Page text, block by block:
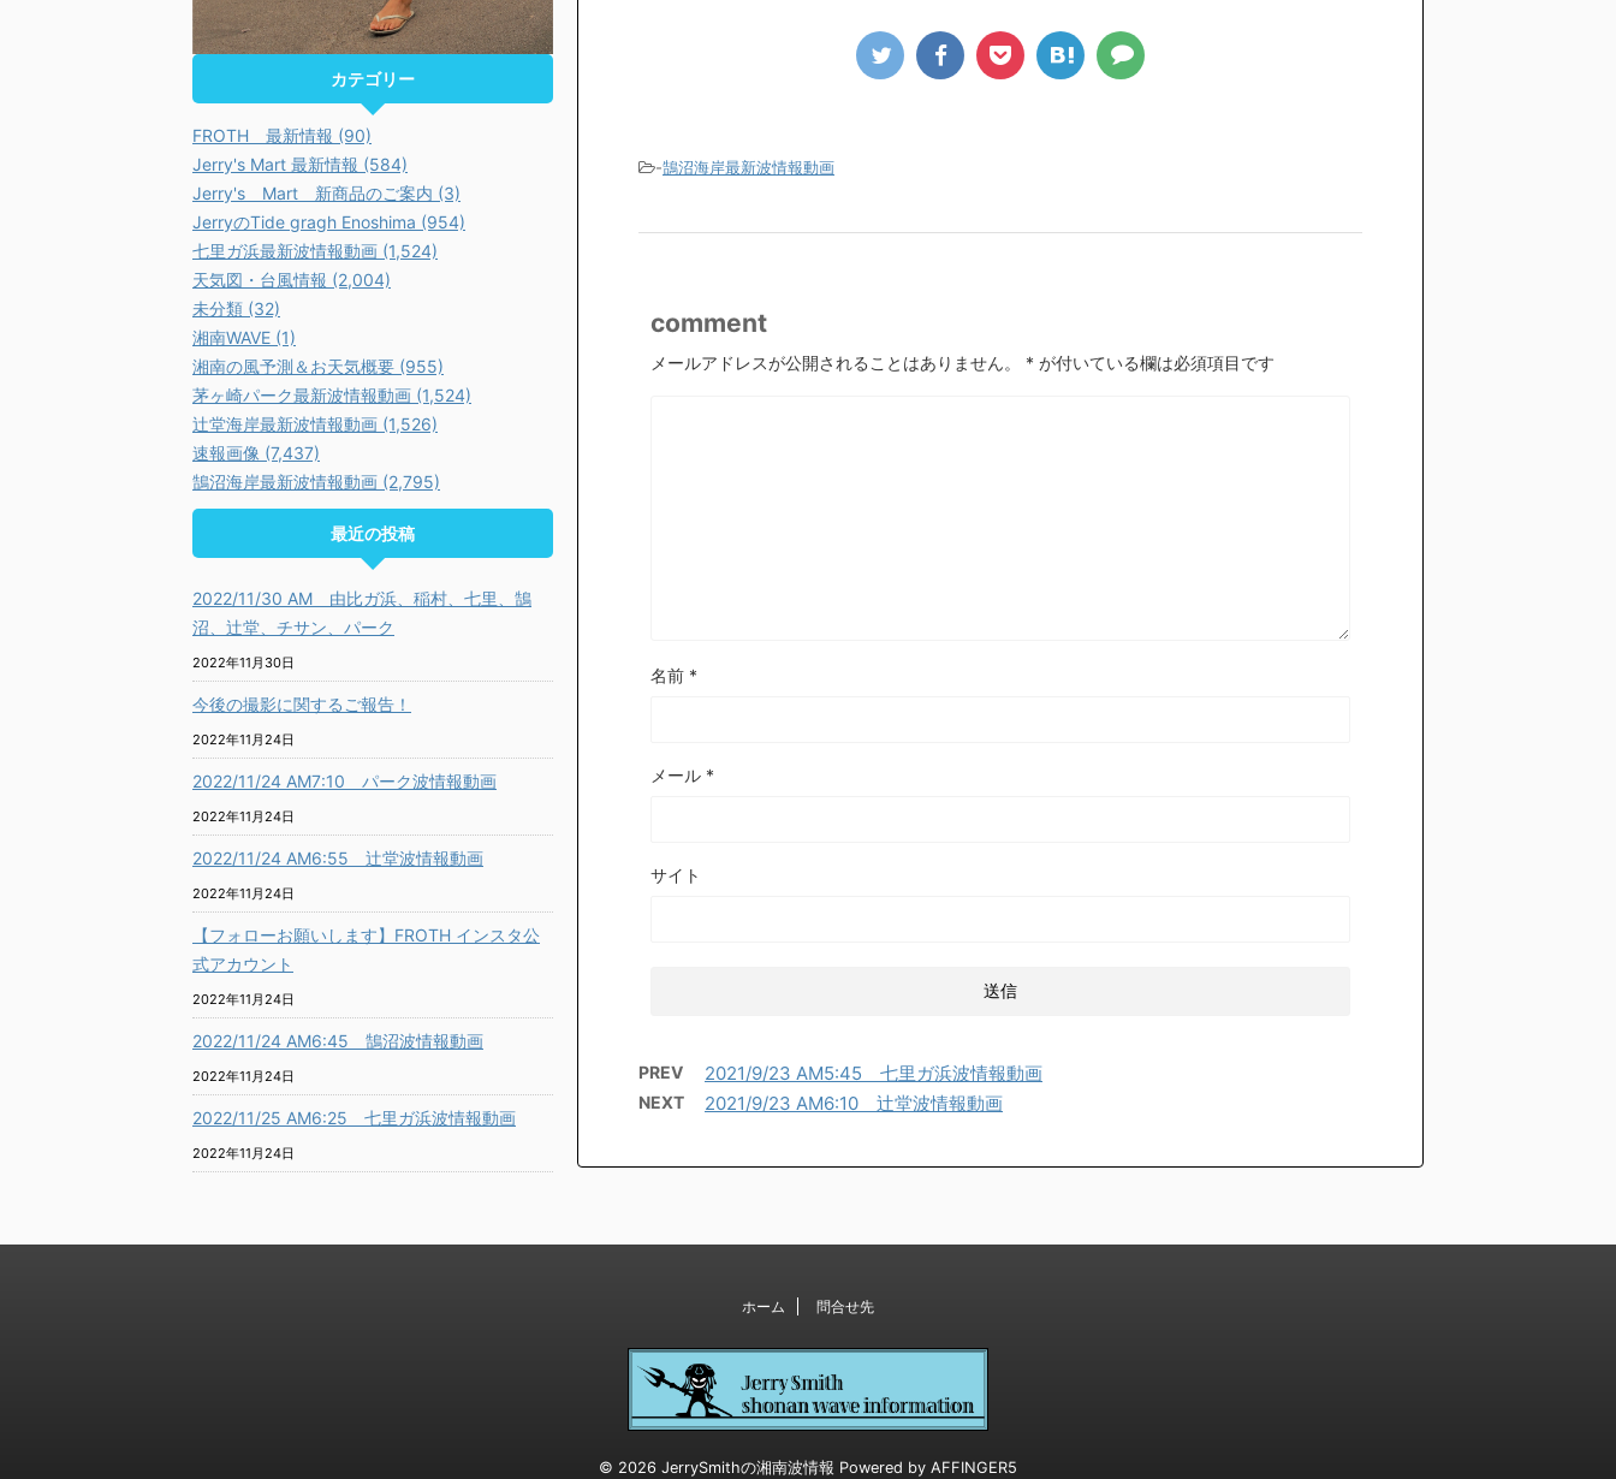
-鵠沼海岸最新波情報動画
comment
メールアドレスが公開されることはありません。 * が付いている欄は必須項目です
名前 *
メール *
サイト
PREV 2021/9/23 AM5:45 七里ガ浜波情報動画
NEXT 2021/9/23 AM6:10 辻堂波情報動画
カテゴリー
FROTH 最新情報 (90)
Jerry's Mart 最新情報 (584)
Jerry's Mart 新商品のご案内 (3)
JerryのTide gragh Enoshima (954)
七里ガ浜最新波情報動画 (1,524)
天気図・台風情報 (2,004)
未分類 (32)
湘南WAVE (1)
湘南の風予測＆お天気概要 (955)
茅ヶ崎パーク最新波情報動画 (1,524)
辻堂海岸最新波情報動画 (1,526)
速報画像 (7,437)
鵠沼海岸最新波情報動画 (2,795)
最近の投稿
2022/11/30 AM 由比ガ浜、稲村、七里、鵠
沼、辻堂、チサン、パーク
2022年11月30日
今後の撮影に関するご報告！
2022年11月24日
2022/11/24 AM7:10 パーク波情報動画
2022年11月24日
2022/11/24 AM6:55 辻堂波情報動画
2022年11月24日
【フォローお願いします】FROTH インスタ公
式アカウント
2022年11月24日
2022/11/24 AM6:45 鵠沼波情報動画
2022年11月24日
2022/11/25 AM6:25 七里ガ浜波情報動画
2022年11月24日
ホーム 問合せ先
© 2026 JerrySmithの湘南波情報 Powered by AFFINGER5